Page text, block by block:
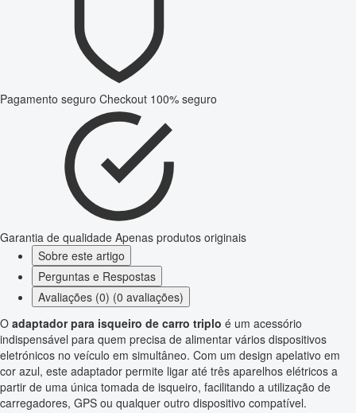
Pagamento seguro Checkout 100% seguro
Garantia de qualidade Apenas produtos originais
Sobre este artigo
Perguntas e Respostas
Avaliações (0) (0 avaliações)
O adaptador para isqueiro de carro triplo é um acessório
indispensável para quem precisa de alimentar vários dispositivos
eletrónicos no veículo em simultâneo. Com um design apelativo em
cor azul, este adaptador permite ligar até três aparelhos elétricos a
partir de uma única tomada de isqueiro, facilitando a utilização de
carregadores, GPS ou qualquer outro dispositivo compatível.